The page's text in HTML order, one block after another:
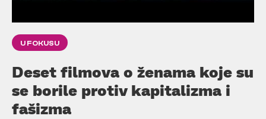
U FOKUSU
Deset filmova o ženama koje su
se borile protiv kapitalizma i
fašizma